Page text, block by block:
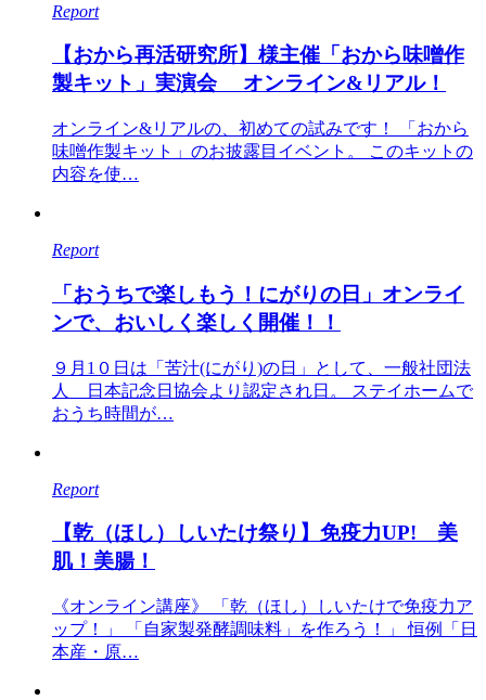
Report
【おから再活研究所】様主催「おから味噌作
製キット」実演会 オンライン&リアル！
オンライン&リアルの、初めての試みです！ 「おから
味噌作製キット」のお披露目イベント。 このキットの
内容を使…
Report
「おうちで楽しもう！にがりの日」 オンライ
ンで、おいしく楽しく開催！！
９月1０日は「苦汁(にがり)の日」として、一般社団法
人 日本記念日協会より認定され日。 ステイホームで
おうち時間が…
Report
【乾（ほし）しいたけ祭り】免疫力UP! 美
肌！美腸！
《オンライン講座》 「乾（ほし）しいたけで免疫力ア
ップ！」 「自家製発酵調味料」を作ろう！」 恒例「日
本産・原…